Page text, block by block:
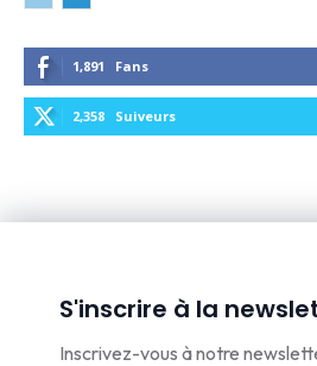
1,891 Fans
2,358 Suiveurs
S'inscrire à la
Inscrivez-vous à notre